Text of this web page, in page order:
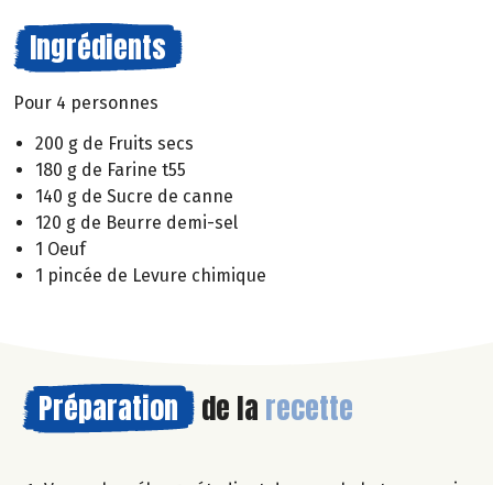
Ingrédients
Pour 4 personnes
200 g de Fruits secs
180 g de Farine t55
140 g de Sucre de canne
120 g de Beurre demi-sel
1 Oeuf
1 pincée de Levure chimique
Préparation de la recette